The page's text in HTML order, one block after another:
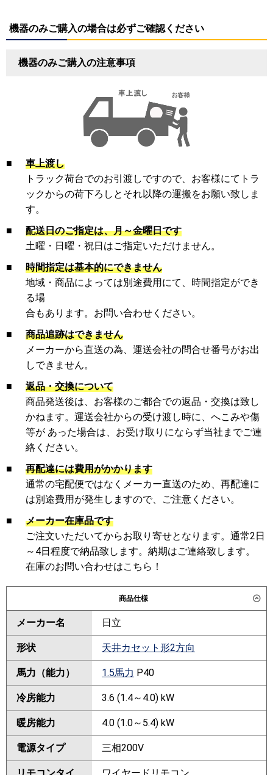
機器のみご購入の場合は必ずご確認ください
機器のみご購入の注意事項
■
車上渡し
トラック荷台でのお引渡しですので、お客様にてトラ
ックからの荷下ろしとそれ以降の運搬をお願い致しま
す。
■
配送日のご指定は、月～金曜日です
土曜・日曜・祝日はご指定いただけません。
■
時間指定は基本的にできません
地域・商品によっては別途費用にて、時間指定ができ
る場
合もあります。お問い合わせください。
■
商品追跡はできません
メーカーから直送の為、運送会社の問合せ番号がお出
しできません。
■
返品・交換について
商品発送後は、お客様のご都合での返品・交換は致し
かねます。運送会社からの受け渡し時に、へこみや傷
等が あった場合は、お受け取りにならず当社までご連
絡ください。
■
再配達には費用がかかります
通常の宅配便ではなくメーカー直送のため、再配達に
は別途費用が発生しますので、ご注意ください。
■
メーカー在庫品です
ご注文いただいてからお取り寄せとなります。通常2日
～4日程度で納品致します。納期はご連絡致します。
在庫のお問い合わせはこちら！
商品仕様
メーカー名 日立
形状 天井カセット形2方向
馬力（能力） 1.5馬力 P40
冷房能力 3.6 (1.4～4.0) kW
暖房能力 4.0 (1.0～5.4) kW
電源タイプ 三相200V
リモコンタイ
ワイヤードリモコン